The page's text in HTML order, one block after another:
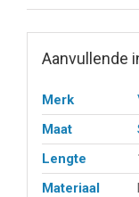
Aanvullende
Merk
Maat
Lengte
Materiaal